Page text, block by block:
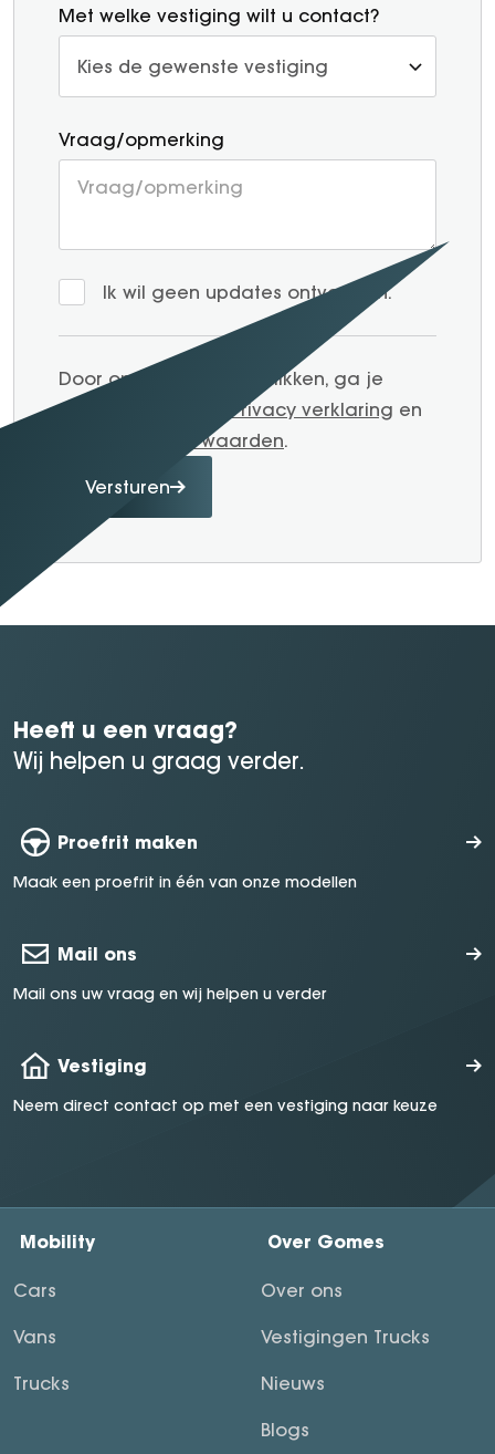
Met welke vestiging wilt u contact?
Vraag/opmerking
Ik wil geen updates ontvangen.
Door op verzenden te klikken, ga je
akkoord met onze
Privacy verklaring en
Algemene voorwaarden.
Versturen
Heeft u een vraag?
Wij helpen u graag verder.
Proefrit maken
Maak een proefrit in één van onze modellen
Mail ons
Mail ons uw vraag en wij helpen u verder
Vestiging
Neem direct contact op met een vestiging naar keuze
Mobility
Cars
Vans
Trucks
Over Gomes
Over ons
Vestigingen Trucks
Nieuws
Blogs